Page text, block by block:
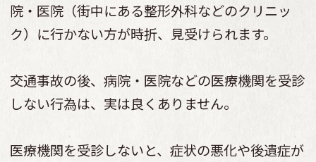
院・医院（街中にある整形外科などのクリニッ
ク）に行かない方が時折、見受けられます。
交通事故の後、病院・医院などの医療機関を受診
しない行為は、実は良くありません。
医療機関を受診しないと、症状の悪化や後遺症が